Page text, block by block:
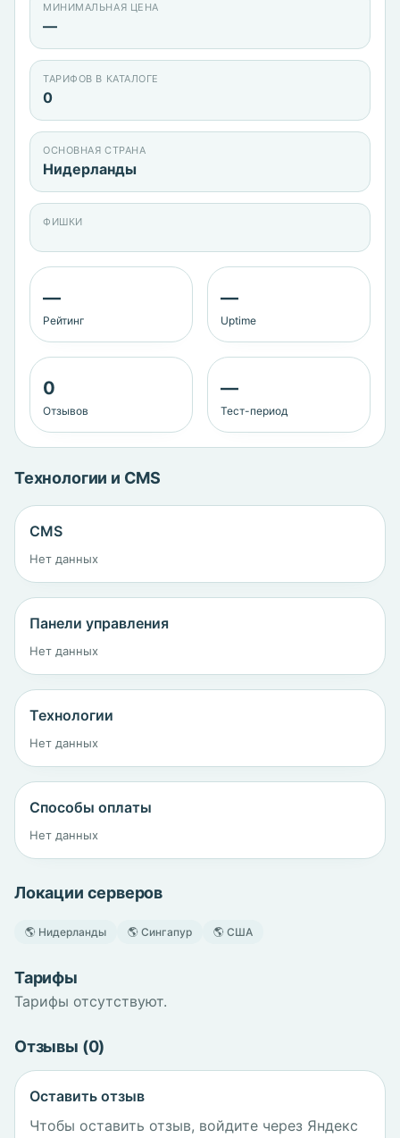
МИНИМАЛЬНАЯ ЦЕНА
—
ТАРИФОВ В КАТАЛОГЕ
0
ОСНОВНАЯ СТРАНА
Нидерланды
ФИШКИ
—
Рейтинг
—
Uptime
0
Отзывов
—
Тест-период
Технологии и CMS
CMS
Нет данных
Панели управления
Нет данных
Технологии
Нет данных
Способы оплаты
Нет данных
Локации серверов
🌎 Нидерланды 🌎 Сингапур 🌎 США
Тарифы
Тарифы отсутствуют.
Отзывы (0)
Оставить отзыв
Чтобы оставить отзыв, войдите через Яндекс